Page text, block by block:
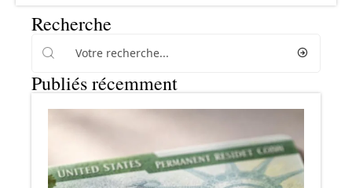
Recherche
Publiés récemment